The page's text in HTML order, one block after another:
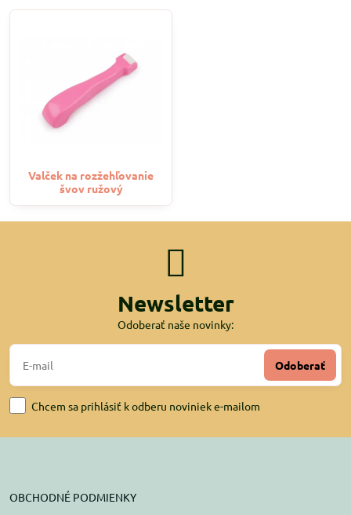
Valček na rozžehľovanie
švov ružový
Newsletter
Odoberať naše novinky:
Odoberať
Chcem sa prihlásiť k odberu noviniek e-mailom
OBCHODNÉ PODMIENKY